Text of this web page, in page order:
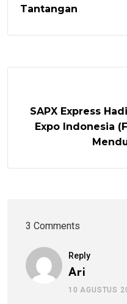
Tantangan
SAPX Express
Expo Indonesia
3 Comments
Reply
Ari
10 AGUSTUS